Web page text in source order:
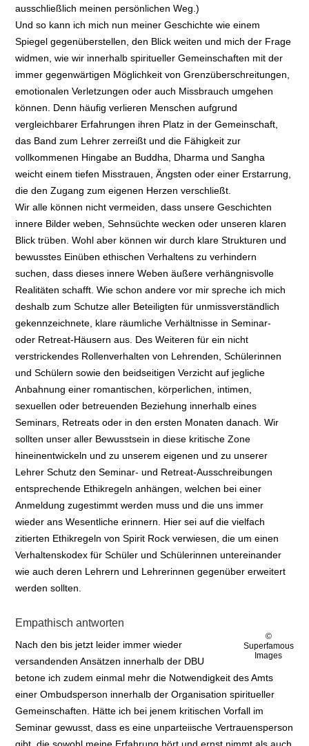
ausschließlich meinen persönlichen Weg.)
Und so kann ich mich nun meiner Geschichte wie einem
Spiegel gegenüberstellen, den Blick weiten und mich der Frage
widmen, wie wir innerhalb spiritueller Gemeinschaften mit der
immer gegenwärtigen Möglichkeit von Grenzüberschreitungen,
emotionalen Verletzungen oder auch Missbrauch umgehen
können. Denn häufig verlieren Menschen aufgrund
vergleichbarer Erfahrungen ihren Platz in der Gemeinschaft,
das Band zum Lehrer zerreißt und die Fähigkeit zur
vollkommenen Hingabe an Buddha, Dharma und Sangha
weicht einem tiefen Misstrauen, Ängsten oder einer Erstarrung,
die den Zugang zum eigenen Herzen verschließt.
Wir alle können nicht vermeiden, dass unsere Geschichten
innere Bilder weben, Sehnsüchte wecken oder unseren klaren
Blick trüben. Wohl aber können wir durch klare Strukturen und
bewusstes Einüben ethischen Verhaltens zu verhindern
suchen, dass dieses innere Weben äußere verhängnisvolle
Realitäten schafft. Wie schon andere vor mir spreche ich mich
deshalb zum Schutze aller Beteiligten für unmissverständlich
gekennzeichnete, klare räumliche Verhältnisse in Seminar-
oder Retreat-Häusern aus. Des Weiteren für ein nicht
verstrickendes Rollenverhalten von Lehrenden, Schülerinnen
und Schülern sowie den beidseitigen Verzicht auf jegliche
Anbahnung einer romantischen, körperlichen, intimen,
sexuellen oder betreuenden Beziehung innerhalb eines
Seminars, Retreats oder in den ersten Monaten danach. Wir
sollten unser aller Bewusstsein in diese kritische Zone
hineinentwickeln und zu unserem eigenen und zu unserer
Lehrer Schutz den Seminar- und Retreat-Ausschreibungen
entsprechende Ethikregeln anhängen, welchen bei einer
Anmeldung zugestimmt werden muss und die uns immer
wieder ans Wesentliche erinnern. Hier sei auf die vielfach
zitierten Ethikregeln von Spirit Rock verwiesen, die um einen
Verhaltenskodex für Schüler und Schülerinnen untereinander
wie auch deren Lehrern und Lehrerinnen gegenüber erweitert
werden sollten.
©
Superfamous
Images
Empathisch antworten
Nach den bis jetzt leider immer wieder
versandenden Ansätzen innerhalb der DBU
betone ich zudem einmal mehr die Notwendigkeit des Amts
einer Ombudsperson innerhalb der Organisation spiritueller
Gemeinschaften. Hätte ich bei jenem kritischen Vorfall im
Seminar gewusst, dass es eine unparteiische Vertrauensperson